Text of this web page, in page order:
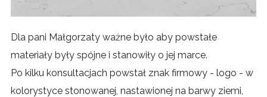
Dla pani Małgorzaty ważne było aby powstałe
materiały były spójne i stanowiły o jej marce.
Po kilku konsultacjach powstał znak firmowy - logo - w
kolorystyce stonowanej, nastawionej na barwy ziemi,